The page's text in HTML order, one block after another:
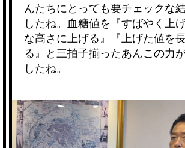
んたちにとっても要チェックな
したね。血糖値を『すばやく上
な高さに上げる』『上げた値を
る』と三拍子揃ったあんこの力
したね。